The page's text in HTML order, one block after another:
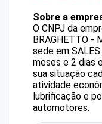
Sobre a
O CNPJ da
BRAGHETTO -
sede em SALES
meses e 2 dias
sua situação
atividade
lubrificação e
automotores.